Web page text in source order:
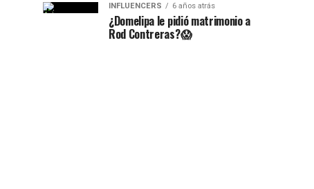
INFLUENCERS 6 años atrás
¿Domelipa le pidió matrimonio a
Rod Contreras?😱